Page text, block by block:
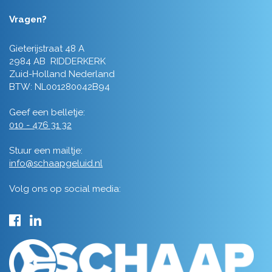
Vragen?
Gieterijstraat 48 A
2984 AB RIDDERKERK
Zuid-Holland Nederland
BTW: NL001280042B94
Geef een belletje:
010 - 476 31 32
Stuur een mailtje:
info@schaapgeluid.nl
Volg ons op social media: